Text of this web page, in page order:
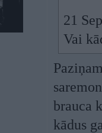
21
Vai
brauca
kādus